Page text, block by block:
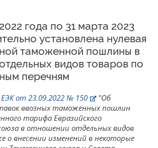
года по 31 марта 2023
установлена нулевая
таможенной пошлины в
видов товаров по
перечням
от 23.09.2022 № 150
"Об
ввозных таможенных пошлин
тарифа Евразийского
в отношении отдельных видов
о внесении изменений в некоторые